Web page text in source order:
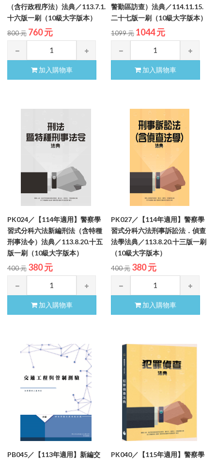
（含行政程序法）法典／113.7.1.
十六版一刷（10級大字版本）
800 元 760 元
加入購物車
警勤區訪查）法典／114.11.15.
二十七版一刷（10級大字版本）
1099 元 1044 元
加入購物車
PK024／【114年適用】警察學
習式分科六法新編刑法（含特種
刑事法令）法典／113.8.20.十五
版一刷（10級大字版本）
400 元 380 元
加入購物車
PK027／【114年適用】警察學
習式分科六法刑事訴訟法．偵查
法學法典／113.8.20.十三版一刷
（10級大字版本）
400 元 380 元
加入購物車
PB045／【113年適用】新編交
PK040／【115年適用】警察學